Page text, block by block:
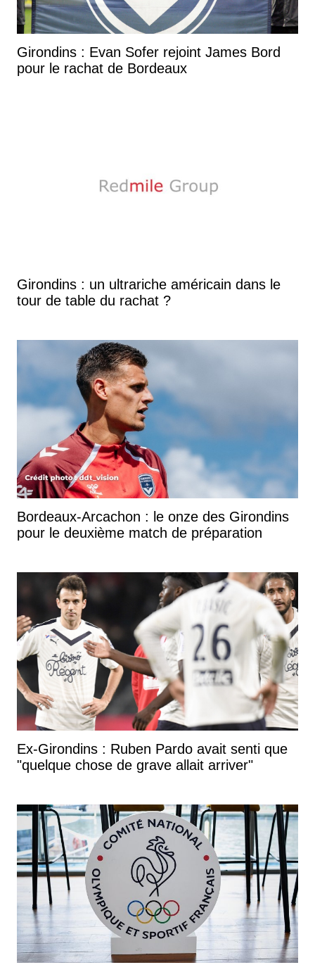
Girondins : Evan Sofer rejoint James Bord
pour le rachat de Bordeaux
Girondins : un ultrariche américain dans le
tour de table du rachat ?
Bordeaux-Arcachon : le onze des Girondins
pour le deuxième match de préparation
Ex-Girondins : Ruben Pardo avait senti que
"quelque chose de grave allait arriver"